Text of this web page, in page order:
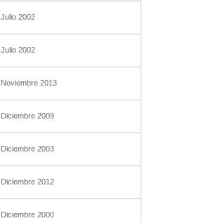
Julio 2002
Julio 2002
Noviembre 2013
Diciembre 2009
Diciembre 2003
Diciembre 2012
Diciembre 2000